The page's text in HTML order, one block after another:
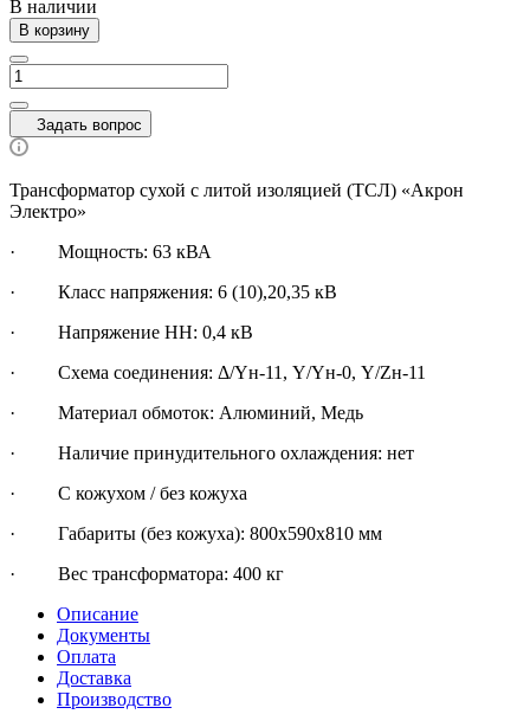
В наличии
В корзину
Задать вопрос
Трансформатор сухой с литой изоляцией (ТСЛ) «Акрон
Электро»
· Мощность: 63 кВА
· Класс напряжения: 6 (10),20,35 кВ
· Напряжение НН: 0,4 кВ
· Схема соединения: Δ/Yн-11, Y/Yн-0, Y/Zн-11
· Материал обмоток: Алюминий, Медь
· Наличие принудительного охлаждения: нет
· С кожухом / без кожуха
· Габариты (без кожуха): 800х590х810 мм
· Вес трансформатора: 400 кг
Описание
Документы
Оплата
Доставка
Производство